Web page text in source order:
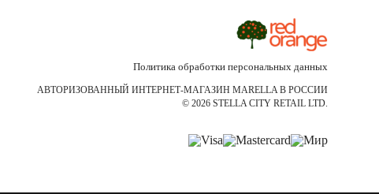
Политика обработки персональных данных
АВТОРИЗОВАННЫЙ ИНТЕРНЕТ-МАГАЗИН MARELLA В РОССИИ
© 2026 STELLA CITY RETAIL LTD.